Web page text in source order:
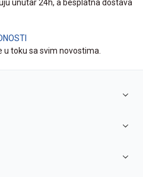
unutar 24h, a besplatna dostava
u toku sa svim novostima.